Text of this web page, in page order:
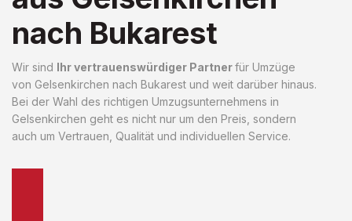
nach Bukarest
Wir sind Ihr vertrauenswürdiger Partnerfür Umzüge
von Gelsenkirchen nach Bukarest und weit darüber hinaus.
Bei der Wahl des richtigen Umzugsunternehmens in
Gelsenkirchen geht es nicht nur um den Preis, sondern
auch um Vertrauen, Qualität und individuellen Service.